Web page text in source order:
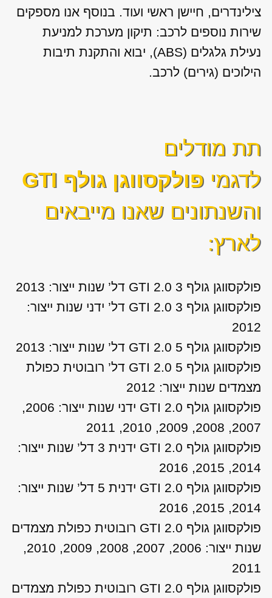
צילינדרים, חיישן ראשי ועוד. בנוסף אנו מספקים
שירות נוספים לרכב: תיקון מערכת למניעת
נעילת גלגלים (ABS), יבוא והתקנת תיבות
הילוכים (גירים) לרכב.
תת מודלים
לדגמי פולקסווגן גולף GTI
והשנתונים שאנו מייבאים
לארץ:
פולקסווגן גולף GTI 2.0 3 דל’ שנות ייצור: 2013
פולקסווגן גולף GTI 2.0 3 דל’ ידני שנות ייצור:
2012
פולקסווגן גולף GTI 2.0 5 דל’ שנות ייצור: 2013
פולקסווגן גולף GTI 2.0 5 דל’ רובוטית כפולת
מצמדים שנות ייצור: 2012
פולקסווגן גולף GTI 2.0 ידני שנות ייצור: 2006,
2007, 2008, 2009, 2010, 2011
פולקסווגן גולף GTI 2.0 ידנית 3 דל’ שנות ייצור:
2014, 2015, 2016
פולקסווגן גולף GTI 2.0 ידנית 5 דל’ שנות ייצור:
2014, 2015, 2016
פולקסווגן גולף GTI 2.0 רובוטית כפולת מצמדים
שנות ייצור: 2006, 2007, 2008, 2009, 2010,
2011
פולקסווגן גולף GTI 2.0 רובוטית כפולת מצמדים